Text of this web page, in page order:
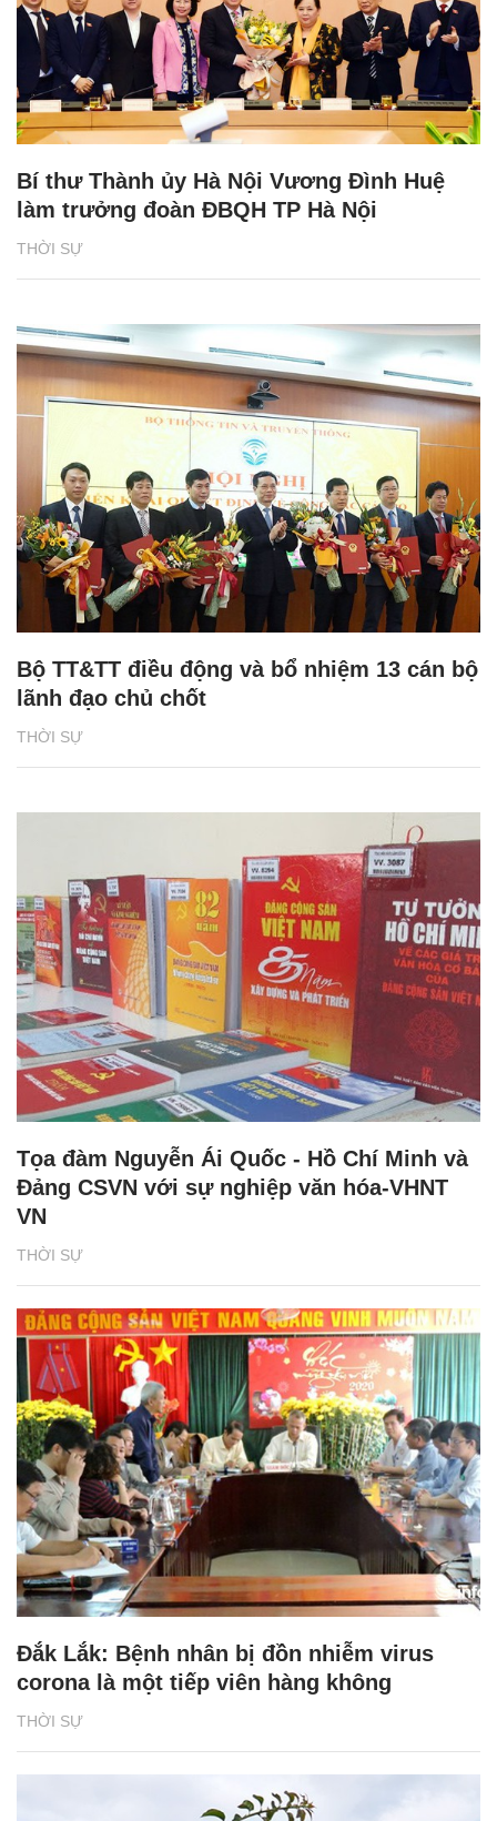
THỜI SỰ
Bí thư Thành ủy Hà Nội Vương Đình Huệ
làm trưởng đoàn ĐBQH TP Hà Nội
THỜI SỰ
Bộ TT&TT điều động và bổ nhiệm 13 cán bộ
lãnh đạo chủ chốt
THỜI SỰ
Tọa đàm Nguyễn Ái Quốc - Hồ Chí Minh và
Đảng CSVN với sự nghiệp văn hóa-VHNT
VN
THỜI SỰ
Đắk Lắk: Bệnh nhân bị đồn nhiễm virus
corona là một tiếp viên hàng không